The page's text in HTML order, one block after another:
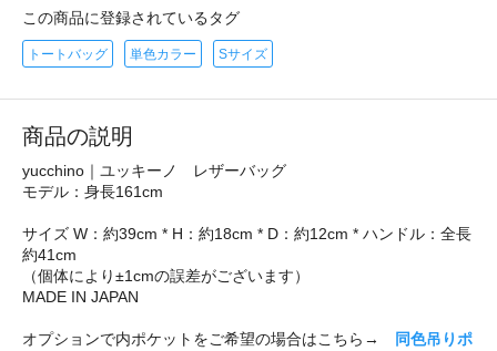
この商品に登録されているタグ
トートバッグ 単色カラー Sサイズ
商品の説明
yucchino｜ユッキーノ レザーバッグ
モデル：身長161cm
サイズ W：約39cm * H：約18cm * D：約12cm * ハンドル：全長
約41cm
（個体により±1cmの誤差がございます）
MADE IN JAPAN
オプションで内ポケットをご希望の場合はこちら→
同色吊りポ